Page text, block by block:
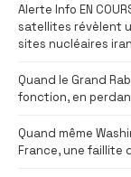
Alerte Info EN
satellites révèlent
sites nucléaires
Quand le Grand
fonction, en
Quand même
France, une faillite